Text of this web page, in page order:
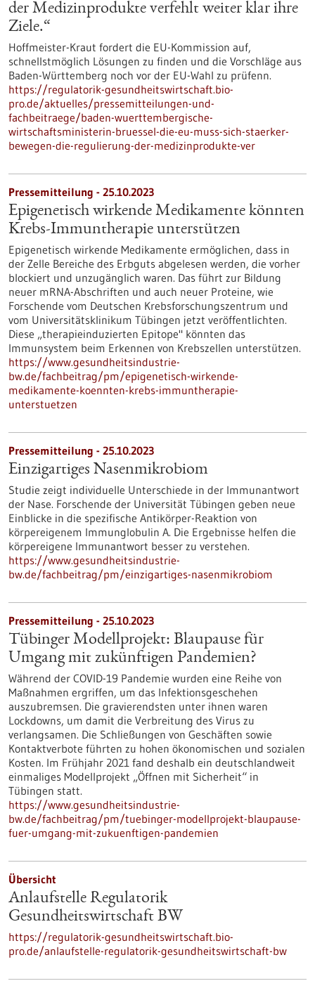
der Medizinprodukte verfehlt weiter klar ihre
Ziele.“
Hoffmeister-Kraut fordert die EU-Kommission auf,
schnellstmöglich Lösungen zu finden und die Vorschläge aus
Baden-Württemberg noch vor der EU-Wahl zu prüfenn.
https://regulatorik-gesundheitswirtschaft.bio-
pro.de/aktuelles/pressemitteilungen-und-
fachbeitraege/baden-wuerttembergische-
wirtschaftsministerin-bruessel-die-eu-muss-sich-staerker-
bewegen-die-regulierung-der-medizinprodukte-ver
Pressemitteilung - 25.10.2023
Epigenetisch wirkende Medikamente könnten
Krebs-Immuntherapie unterstützen
Epigenetisch wirkende Medikamente ermöglichen, dass in
der Zelle Bereiche des Erbguts abgelesen werden, die vorher
blockiert und unzugänglich waren. Das führt zur Bildung
neuer mRNA-Abschriften und auch neuer Proteine, wie
Forschende vom Deutschen Krebsforschungszentrum und
vom Universitätsklinikum Tübingen jetzt veröffentlichten.
Diese „therapieinduzierten Epitope" könnten das
Immunsystem beim Erkennen von Krebszellen unterstützen.
https://www.gesundheitsindustrie-
bw.de/fachbeitrag/pm/epigenetisch-wirkende-
medikamente-koennten-krebs-immuntherapie-
unterstuetzen
Pressemitteilung - 25.10.2023
Einzigartiges Nasenmikrobiom
Studie zeigt individuelle Unterschiede in der Immunantwort
der Nase. Forschende der Universität Tübingen geben neue
Einblicke in die spezifische Antikörper-Reaktion von
körpereigenem Immunglobulin A. Die Ergebnisse helfen die
körpereigene Immunantwort besser zu verstehen.
https://www.gesundheitsindustrie-
bw.de/fachbeitrag/pm/einzigartiges-nasenmikrobiom
Pressemitteilung - 25.10.2023
Tübinger Modellprojekt: Blaupause für
Umgang mit zukünftigen Pandemien?
Während der COVID-19 Pandemie wurden eine Reihe von
Maßnahmen ergriffen, um das Infektionsgeschehen
auszubremsen. Die gravierendsten unter ihnen waren
Lockdowns, um damit die Verbreitung des Virus zu
verlangsamen. Die Schließungen von Geschäften sowie
Kontaktverbote führten zu hohen ökonomischen und sozialen
Kosten. Im Frühjahr 2021 fand deshalb ein deutschlandweit
einmaliges Modellprojekt „Öffnen mit Sicherheit“ in
Tübingen statt.
https://www.gesundheitsindustrie-
bw.de/fachbeitrag/pm/tuebinger-modellprojekt-blaupause-
fuer-umgang-mit-zukuenftigen-pandemien
Übersicht
Anlaufstelle Regulatorik
Gesundheitswirtschaft BW
https://regulatorik-gesundheitswirtschaft.bio-
pro.de/anlaufstelle-regulatorik-gesundheitswirtschaft-bw